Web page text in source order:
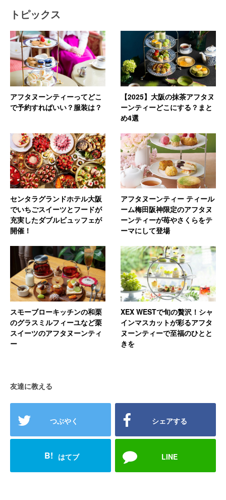
トピックス
アフタヌーンティーってどこ
で予約すればいい？服装は？
【2025】大阪の抹茶アフタヌ
ーンティーどこにする？まと
め4選
センタラグランドホテル大阪
でいちごスイーツとフードが
充実したダブルビュッフェが
開催！
アフタヌーンティー ティール
ーム梅田阪神限定のアフタヌ
ーンティーが苺やさくらをテ
ーマにして登場
スモーブローキッチンの和栗
のグラスミルフィーユなど栗
スイーツのアフタヌーンティ
ー
XEX WESTで旬の贅沢！シャ
インマスカットが彩るアフタ
ヌーンティーで至福のひとと
きを
友達に教える
つぶやく シェアする
B! はてブ LINE